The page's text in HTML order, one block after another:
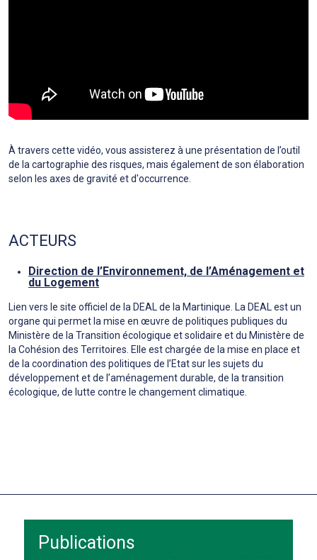
À travers cette vidéo, vous assisterez à une présentation de l’outil
de la cartographie des risques, mais également de son élaboration
selon les axes de gravité et d'occurrence.
ACTEURS
Direction de l’Environnement, de l’Aménagement et
du Logement
Lien vers le site officiel de la DEAL de la Martinique. La DEAL est un
organe qui permet la mise en œuvre de politiques publiques du
Ministère de la Transition écologique et solidaire et du Ministère de
la Cohésion des Territoires. Elle est chargée de la mise en place et
de la coordination des politiques de l’Etat sur les sujets du
développement et de l’aménagement durable, de la transition
écologique, de lutte contre le changement climatique.
Publications